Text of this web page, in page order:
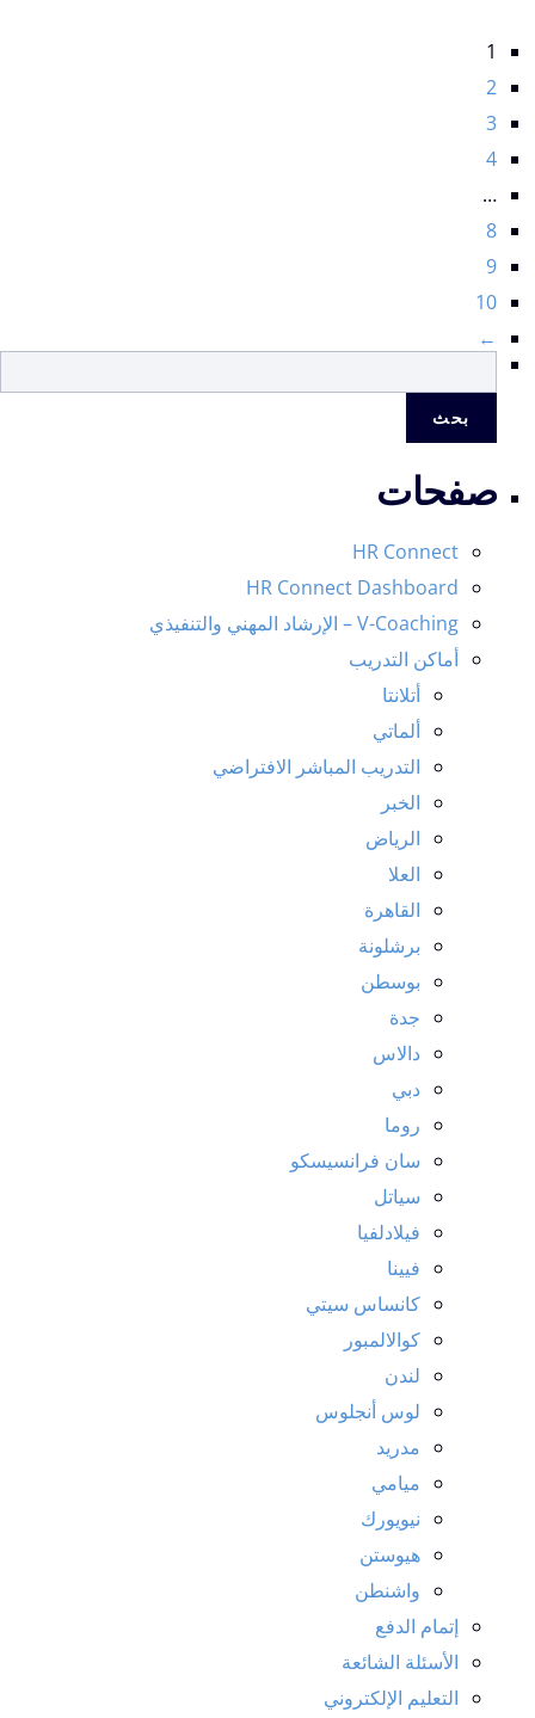
1
2
3
4
…
8
9
10
←
عن:
صفحات
HR Connect
HR Connect Dashboard
V-Coaching – الإرشاد المهني والتنفيذي
أماكن التدريب
أتلانتا
ألماتي
التدريب المباشر الافتراضي
الخبر
الرياض
العلا
القاهرة
برشلونة
بوسطن
جدة
دالاس
دبي
روما
سان فرانسيسكو
سياتل
فيلادلفيا
فيينا
كانساس سيتي
كوالالمبور
لندن
لوس أنجلوس
مدريد
ميامي
نيويورك
هيوستن
واشنطن
إتمام الدفع
الأسئلة الشائعة
التعليم الإلكتروني